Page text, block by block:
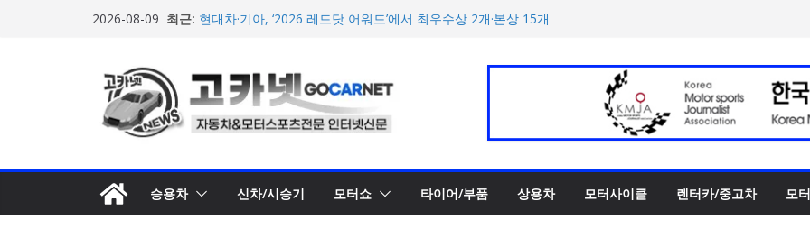
2026-08-09 최근: 격 대회 준비 돌입
[신차] BMW, 8월 온라인 한정 에디션 3종 출시… 11일 ‘BMW 샵
온라인’ 판매 개시
벤틀리, 첫 순수 전기 어반 럭셔리 SUV 토르칼 탑재될 ‘큐레이션
엔진’ 공개
벤틀리서울, 광주 신세계백화점에서 호남지역 최초 브랜드 팝업
승용차
신차/시승기 모터쇼 타이어/부품 상용차 모터사이클 렌터카/중고차 모